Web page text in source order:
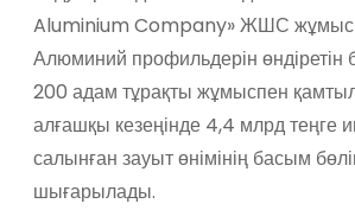
Aluminium Company» ЖШС
Алюминий профильдерін өндіретін
200 адам тұрақты жұмыспен
алғашқы кезеңінде 4,4 млрд теңге
салынған зауыт өнімінің басым
шығарылады.